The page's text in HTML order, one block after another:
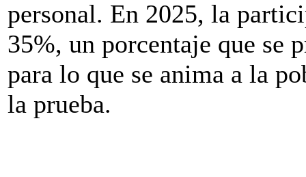
personal. En 2025, la
35%, un porcentaje que se
para lo que se anima a la
la prueba.